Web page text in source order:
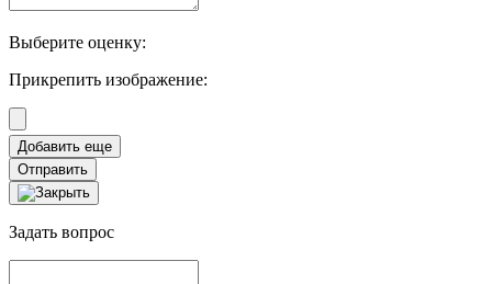
Выберите оценку:
Прикрепить изображение:
Отправить
Задать вопрос